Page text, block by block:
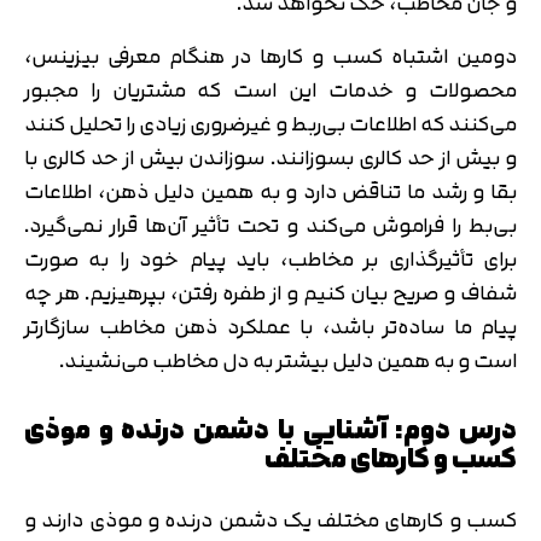
دومین اشتباه کسب و کارها در هنگام معرفی بیزینس،
محصولات و خدمات این است که مشتریان را مجبور
می‌کنند که اطلاعات بی‌ربط و غیرضروری زیادی را تحلیل کنند
و بیش از حد کالری بسوزانند. سوزاندن بیش از حد کالری با
بقا و رشد ما تناقض دارد و به همین دلیل ذهن، اطلاعات
بی‌بط را فراموش می‌کند و تحت تأثیر آن‌ها قرار نمی‌گیرد.
برای تأثیرگذاری بر مخاطب، باید پیام خود را به صورت
شفاف و صریح بیان کنیم و از طفره رفتن، بپرهیزیم. هر چه
پیام ما ساده‌تر باشد، با عملکرد ذهن مخاطب سازگارتر
است و به همین دلیل بیشتر به دل مخاطب می‌نشیند.
درس دوم: آشنایی با دشمن درنده و موذی
کسب و کارهای مختلف
کسب و کارهای مختلف یک دشمن درنده و موذی دارند و